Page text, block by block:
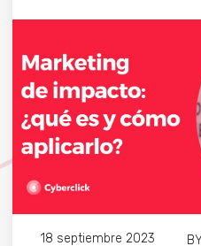
18 septiembre 2023